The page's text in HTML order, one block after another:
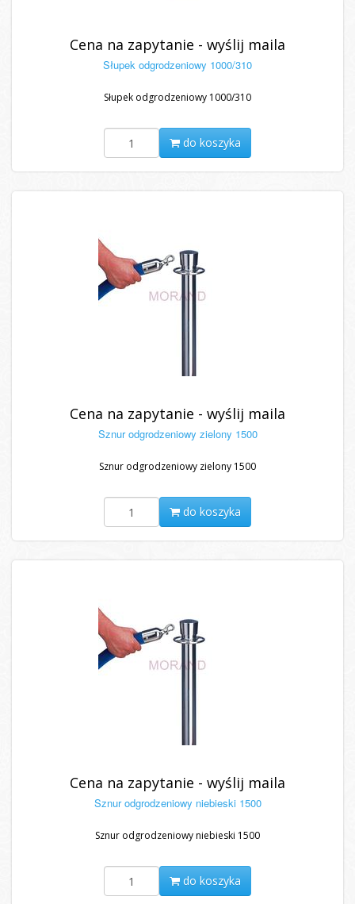
Cena na zapytanie - wyślij maila
Słupek odgrodzeniowy 1000/310
Słupek odgrodzeniowy 1000/310
do koszyka
Cena na zapytanie - wyślij maila
Sznur odgrodzeniowy zielony 1500
Sznur odgrodzeniowy zielony 1500
do koszyka
Cena na zapytanie - wyślij maila
Sznur odgrodzeniowy niebieski 1500
Sznur odgrodzeniowy niebieski 1500
do koszyka